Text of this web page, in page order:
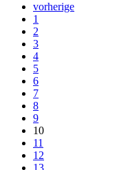
vorherige
1
2
3
4
5
6
7
8
9
10
11
12